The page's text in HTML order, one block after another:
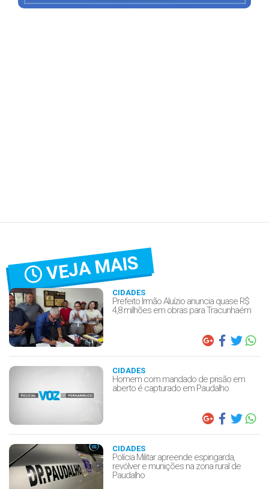
VEJA MAIS
CIDADES
Prefeito Irmão Aluízio anuncia quase R$
4,8 milhões em obras para Tracunhaém
CIDADES
Homem com mandado de prisão em
aberto é capturado em Paudalho
CIDADES
Polícia Militar apreende espingarda,
revólver e munições na zona rural de
Paudalho